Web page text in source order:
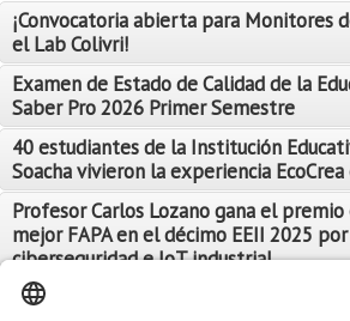
Leer Más
Leer Más
¡Convocatoria abierta para Monitores
el Lab Colivri!
Leer Más
Examen de Estado de Calidad de la
Saber Pro 2026 Primer Semestre
Leer Más
40 estudiantes de la Institución
Soacha vivieron la experiencia
Profesor Carlos Lozano gana el
mejor FAPA en el décimo EEII 2025
ciberseguridad e IoT industrial